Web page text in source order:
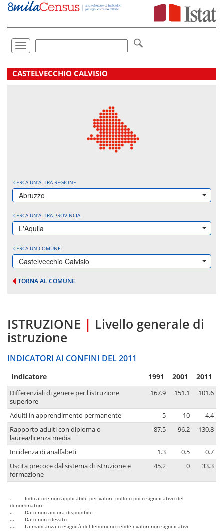
Vai
direttamente
Toggle
navigation
.
CASTELVECCHIO CALVISIO
CERCA UN'ALTRA REGIONE
Abruzzo
CERCA UN'ALTRA PROVINCIA
L'Aquila
CERCA UN COMUNE
Castelvecchio Calvisio
TORNA AL COMUNE
ISTRUZIONE | Livello generale di
istruzione
INDICATORI AI CONFINI DEL 2011
Indicatore 1991 2001 2011
Differenziali di genere per l'istruzione
superiore
167.9 151.1 101.6
Adulti in apprendimento permanente 5 10
4.4
Rapporto adulti con diploma o
laurea/licenza media
87.5 96.2 130.8
Incidenza di analfabeti 1.3 0.5
0.7
Uscita precoce dal sistema di istruzione e
formazione
45.2 0 33.3
-
Indicatore non applicabile per valore nullo o poco significativo del
denominatore
..
Dato non ancora disponibile
...
Dato non rilevato
....
La mancanza o esiguità del fenomeno rende i valori non significativi